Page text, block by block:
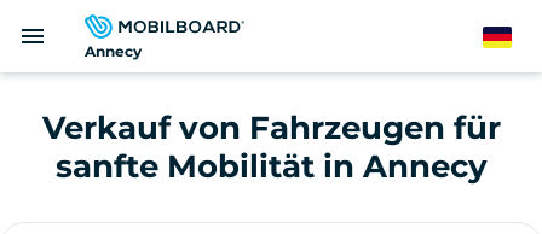
zum
Annecy
menu German
Verkauf von Fahrzeugen für
sanfte Mobilität in Annecy